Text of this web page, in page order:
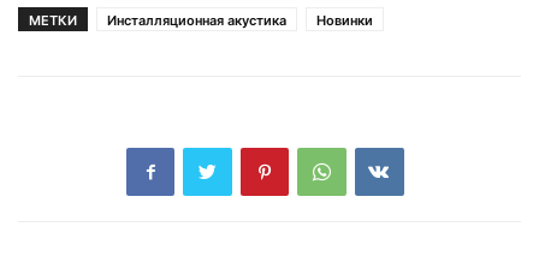
МЕТКИ Инсталляционная акустика Новинки